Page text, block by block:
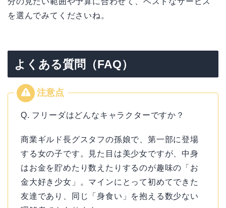
を選んでみてくださいね。
よくある質問（FAQ）
Q. フリーダはどんなキャラクターですか？
商業ギルド長グスタフの孫娘で、第一部に登場
する女の子です。見た目は美少女ですが、中身
はお金を貯めたり数えたりするのが趣味の「お
金大好き少女」。マインにとって初めてできた
友達であり、同じ「身食い」を抱える数少ない